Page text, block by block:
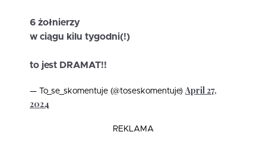
6 żołnierzy
w ciągu kilu tygodni(!)
to jest DRAMAT!!
— To_se_skomentuje (@toseskomentuje)April 27,
2024
REKLAMA